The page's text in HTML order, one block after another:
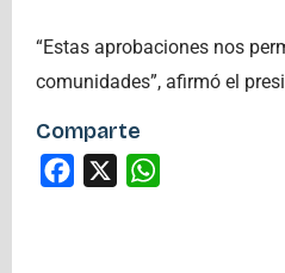
“Estas aprobaciones nos
comunidades”, afirmó el
Comparte
Facebook